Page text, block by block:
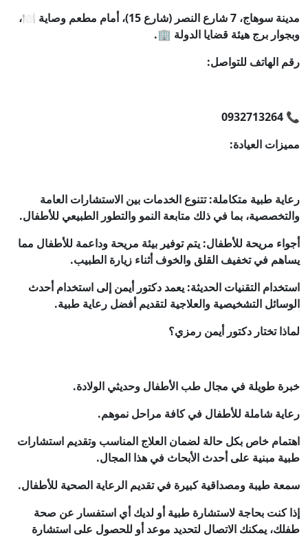
مدينة سوهاج، 7 شارع النصر (شارع 15)، أمام مطعم وصاية 🍽️،
وبجوار برج هيئة قضايا الدولة 🏢.
رقم الهاتف للتواصل:
📞 0932713264
مميزات العيادة:
رعاية طبية متكاملة: تتنوع الخدمات بين الاستشارات العامة
والتخصصية، بما في ذلك متابعة النمو والتطور الطبيعي للأطفال.
أجواء مريحة للأطفال: يتم توفير بيئة مريحة وداعمة للأطفال مما
يساهم في تخفيف القلق والخوف أثناء زيارة الطبيب.
استخدام التقنيات الحديثة: يعمد دكتور أيمن إلى استخدام أحدث
الوسائل التشخيصية والعلاجية لتقديم أفضل رعاية طبية.
لماذا تختار دكتور أيمن رمزي؟
خبرة طويلة في مجال طب الأطفال وحديثي الولادة.
رعاية شاملة للأطفال في كافة مراحل نموهم.
اهتمام خاص بكل حالة لضمان العلاج المناسب وتقديم استشارات
طبية مبنية على أحدث الأبحاث في هذا المجال.
سمعة طيبة ومصداقية كبيرة في تقديم الرعاية الصحية للأطفال.
إذا كنت بحاجة لاستشارة طبية أو لديك أي استفسار عن صحة
طفلك، يمكنك الاتصال لتحديد موعد أو للحصول على استشارة